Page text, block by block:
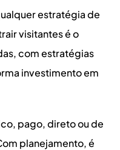
estratégia de
visitantes é o
com estratégias
investimento em
pago, direto ou de
planejamento, é